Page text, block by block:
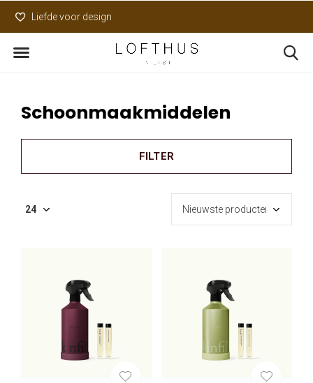
Liefde voor design
Schoonmaakmiddelen
FILTER